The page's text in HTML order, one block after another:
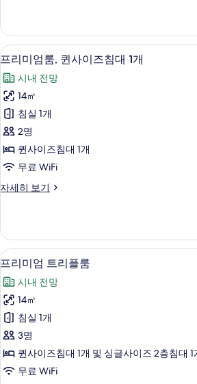
대
개,
코
너
사
진
모
두
보
룸,
퀸
사
즈
침
대
개,
코
너
자
히
프
리
미
엄
룸,
퀸
사
즈
대
개
사
진
모
두
보
기
2
프리미엄룸, 퀸사이즈침대 1개
시내 전망
14㎡
침실 1개
2명
퀸사이즈침대 1개
무료 WiFi
자세히 보기
프
룸,
퀸
사
즈
침
대
개
자
세
히
프
리
미
엄
트
리
플
샤워 시
1
프리미엄 트리플룸
시내 전망
14㎡
침실 1개
3명
퀸사이즈침대 1개 및 싱글사이즈 2층침대 1
무료 WiFi